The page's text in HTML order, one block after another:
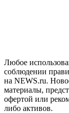
Любое
соблюдении
на NEWS.ru.
материалы,
офертой или
либо активов.